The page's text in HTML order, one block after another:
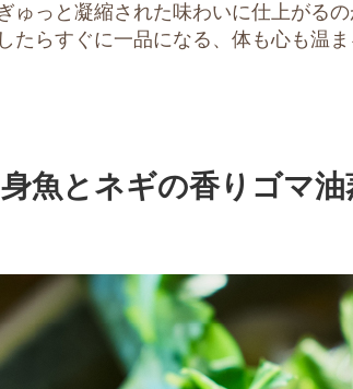
ゅっと凝縮された味わいに仕上がる
たらすぐに一品になる、体も心も温ま
魚とネギの香りゴマ油